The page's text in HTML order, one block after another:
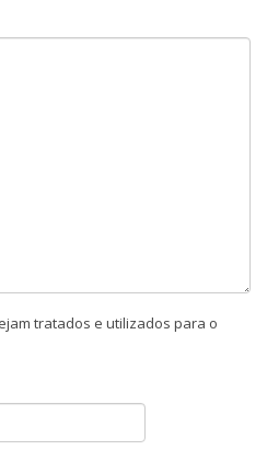
tratados e utilizados para o